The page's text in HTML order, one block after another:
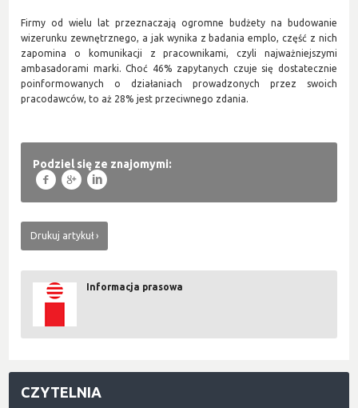
Firmy od wielu lat przeznaczają ogromne budżety na budowanie
wizerunku zewnętrznego, a jak wynika z badania emplo, część z nich
zapomina o komunikacji z pracownikami, czyli najważniejszymi
ambasadorami marki. Choć 46% zapytanych czuje się dostatecznie
poinformowanych o działaniach prowadzonych przez swoich
pracodawców, to aż 28% jest przeciwnego zdania.
Podziel się ze znajomymi:
f g l
Drukuj artykuł
Informacja prasowa
CZYTELNIA